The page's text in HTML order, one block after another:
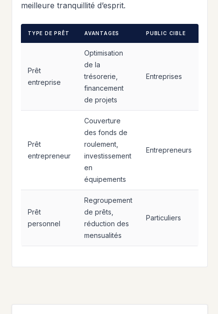
meilleure tranquillité d’esprit.
TYPE DE PRÊT AVANTAGES PUBLIC CIBLE
Prêt
entreprise
Optimisation
de la
trésorerie,
financement
de projets
Entreprises
Prêt
entrepreneur
Couverture
des fonds de
roulement,
investissement
en
équipements
Entrepreneurs
Prêt
personnel
Regroupement
de prêts,
réduction des
mensualités
Particuliers